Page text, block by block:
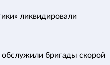
ликвидировали
бригады скорой